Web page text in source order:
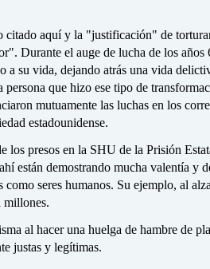
citado aquí y la "justificación" de
Durante el auge de lucha de los años
a su vida, dejando atrás una vida
que hizo ese tipo de
mutuamente las luchas en los
estadounidense.
los presos en la SHU de la Prisión
están demostrando mucha valentía y
como seres humanos. Su ejemplo, al
millones.
al hacer una huelga de hambre de
justas y legítimas.